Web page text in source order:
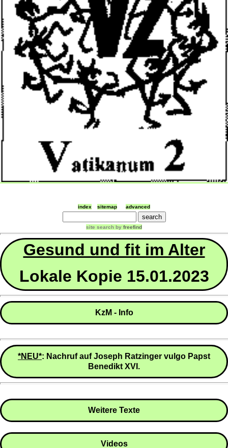
index sitemap advanced
site search by freefind
Gesund und fit im Alter
Lokale Kopie 15.01.2023
KzM - Info
*NEU*: Nachruf auf Joseph Ratzinger vulgo Papst
Benedikt XVI.
Weitere Texte
Videos